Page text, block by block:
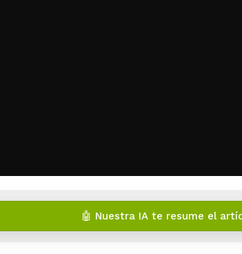
🤖 Nuestra IA te resume el